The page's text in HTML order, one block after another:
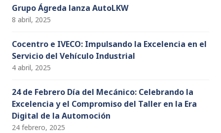
Grupo Ágreda lanza AutoLKW
8 abril, 2025
Cocentro e IVECO: Impulsando la Excelencia en el
Servicio del Vehículo Industrial
4 abril, 2025
24 de Febrero Día del Mecánico: Celebrando la
Excelencia y el Compromiso del Taller en la Era
Digital de la Automoción
24 febrero, 2025